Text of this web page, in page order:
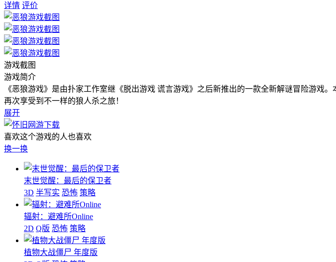
详情 评价
游戏截图
游戏简介
《恶狼游戏》是由扑家工作室继《脱出游戏 谎言游戏》之后新推出的一款全新解谜冒险游戏
再次享受到不一样的狼人杀之旅！
展开
喜欢这个游戏的人也喜欢
换一换
末世觉醒：最后的保卫者
3D 半写实 恐怖 策略
辐射：避难所Online
2D Q版 恐怖 策略
植物大战僵尸 年度版